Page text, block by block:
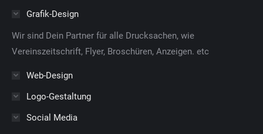
window
in
windowwindow
Grafik-Design
Wir sind Dein Partner für alle Drucksachen, wie
Vereinszeitschrift, Flyer, Broschüren, Anzeigen. etc
Web-Design
Logo-Gestaltung
Social Media